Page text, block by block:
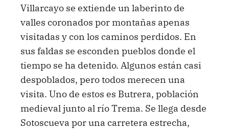
Villarcayo se extiende un laberinto de
valles coronados por montañas apenas
visitadas y con los caminos perdidos. En
sus faldas se esconden pueblos donde el
tiempo se ha detenido. Algunos están casi
despoblados, pero todos merecen una
visita. Uno de estos es Butrera, población
medieval junto al río Trema. Se llega desde
Sotoscueva por una carretera estrecha,